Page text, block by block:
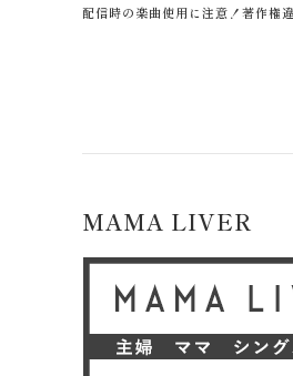
配信時の楽曲使用に注意！著作権
MAMA LIVER